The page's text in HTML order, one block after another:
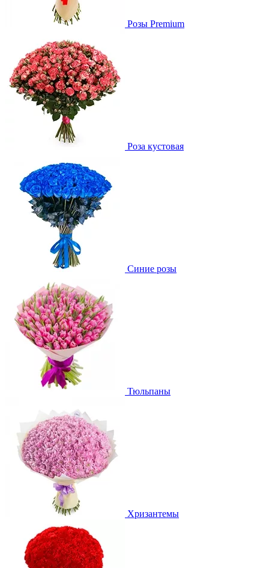
Розы Premium
Роза кустовая
Синие розы
Тюльпаны
Хризантемы